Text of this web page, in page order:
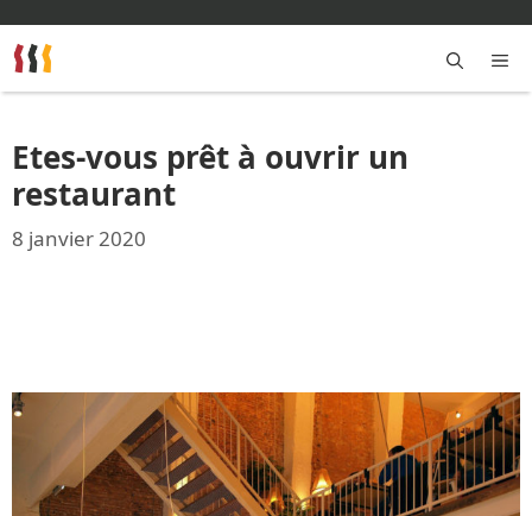
au
contenu
Etes-vous prêt à ouvrir un
restaurant
8 janvier 2020